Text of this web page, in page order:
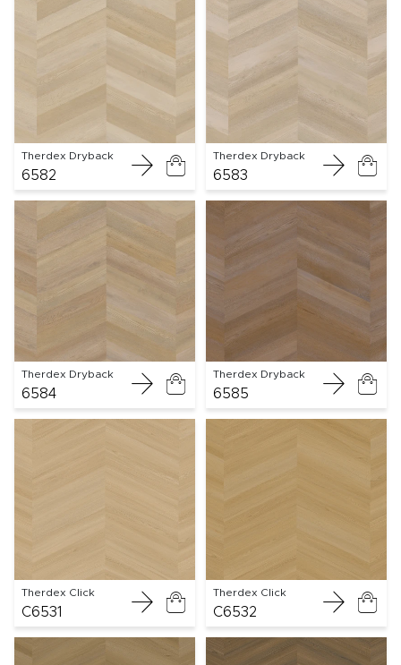
Therdex Dryback
6582
Therdex Dryback
6583
Therdex Dryback
6584
Therdex Dryback
6585
Therdex Click
C6531
Therdex Click
C6532